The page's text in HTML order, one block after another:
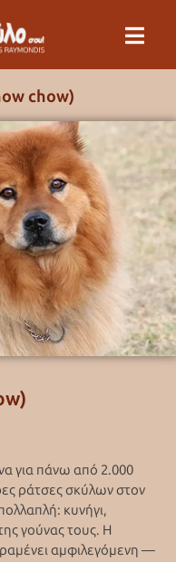
chow)
για πάνω από 2.000
ράτσες σκύλων στον
κυνήγι,
γούνας τους. Η
αμφιλεγόμενη —